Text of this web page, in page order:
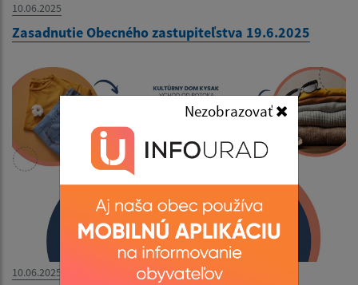
Nezobrazovať
10.06.2025
Zasadnutie Obecného zastupiteľstva 19.6.2025
10.06.2025